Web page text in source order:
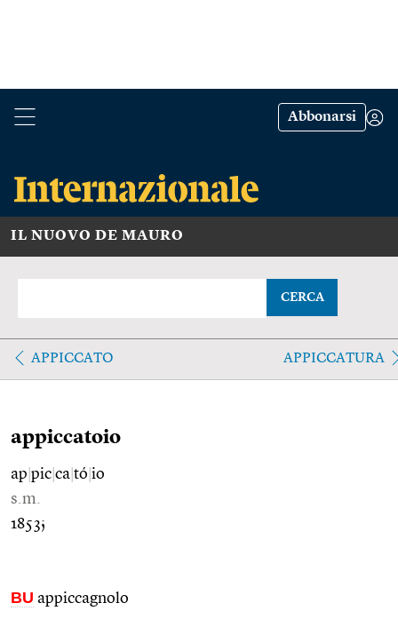
Abbonarsi
IL NUOVO DE MAURO
CERCA
APPICCATO APPICCATURA
appiccatoio
ap pic ca tó io
s.m.
1853;
BU appiccagnolo